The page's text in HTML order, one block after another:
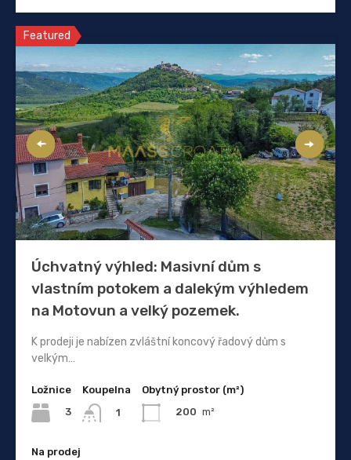
Featured
Úchvatný výhled: Masivní dům s
vlastním potokem a dalekým výhledem
na Motovun a velký pozemek.
K prodeji je nabízen zvláštní koncový řadový dům s
velkým…
Ložnice
3
Koupelna
1
Obytný prostor (m²)
200 m²
Na prodej